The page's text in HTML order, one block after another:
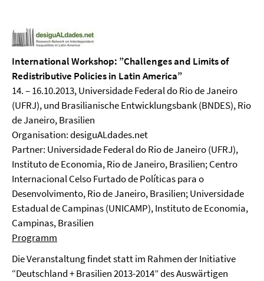
International Workshop: ”Challenges and Limits of
Redistributive Policies in Latin America”
14. – 16.10.2013, Universidade Federal do Rio de Janeiro
(UFRJ), und Brasilianische Entwicklungsbank (BNDES), Rio
de Janeiro, Brasilien
Organisation: desiguALdades.net
Partner: Universidade Federal do Rio de Janeiro (UFRJ),
Instituto de Economia, Rio de Janeiro, Brasilien; Centro
Internacional Celso Furtado de Políticas para o
Desenvolvimento, Rio de Janeiro, Brasilien; Universidade
Estadual de Campinas (UNICAMP), Instituto de Economia,
Campinas, Brasilien
Programm
Die Veranstaltung findet statt im Rahmen der Initiative
“Deutschland + Brasilien 2013-2014” des Auswärtigen